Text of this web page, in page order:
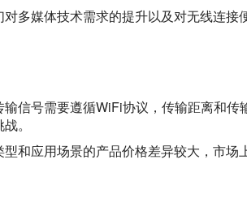
多媒体技术需求的提升以及对无线连
信号需要遵循WiFi协议，传输距离和
。
和应用场景的产品价格差异较大，市